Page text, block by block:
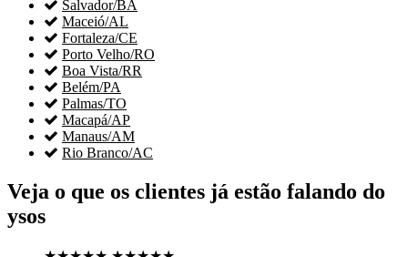
 Salvador/BA
 Maceió/AL
 Fortaleza/CE
 Porto Velho/RO
 Boa Vista/RR
 Belém/PA
 Palmas/TO
 Macapá/AP
 Manaus/AM
 Rio Branco/AC
Veja o que os clientes já estão falando do
ysos